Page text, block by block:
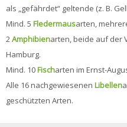
als „gefährdet“ geltende (z. B.
Mind. 5 Fledermausarten,
2Amphibienarten, beide auf der
Hamburg.
Mind. 10Fischarten im Ernst-
Alle 16 nachgewiesenen Libellen
geschützten Arten.